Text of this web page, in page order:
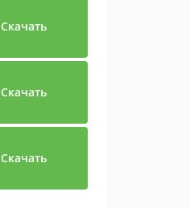
Скачать
Скачать
Скачать